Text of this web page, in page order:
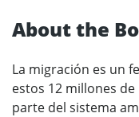
About the
La migración es un
estos 12 millones
parte del sistema